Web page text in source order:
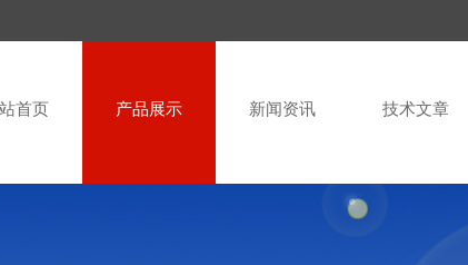
首页 产品展示 新闻资讯 技术文章